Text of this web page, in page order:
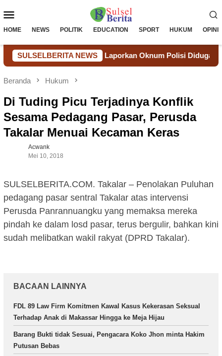
ke
Mobile
HOME NEWS POLITIK EDUCATION SPORT HUKUM OPINI
SULSELBERITA NEWS
LSM LIN Laporkan Oknum Polisi Diduga Ikut Terlibat
Beranda Hukum
Di Tuding Picu Terjadinya Konflik
Sesama Pedagang Pasar, Perusda
Takalar Menuai Kecaman Keras
Acwank
Mei 10, 2018
SULSELBERITA.COM. Takalar – Penolakan Puluhan
pedagang pasar sentral Takalar atas intervensi
Perusda Panrannuangku yang memaksa mereka
pindah ke dalam losd pasar, terus bergulir, bahkan kini
sudah melibatkan wakil rakyat (DPRD Takalar).
BACAAN LAINNYA
FDL 89 Law Firm Komitmen Kawal Kasus Kekerasan Seksual
Terhadap Anak di Makassar Hingga ke Meja Hijau
Barang Bukti tidak Sesuai, Pengacara Koko Jhon minta Hakim
Putusan Bebas